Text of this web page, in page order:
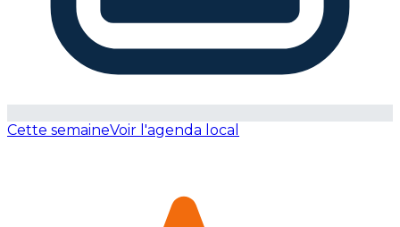
Cette semaineVoir l'agenda local